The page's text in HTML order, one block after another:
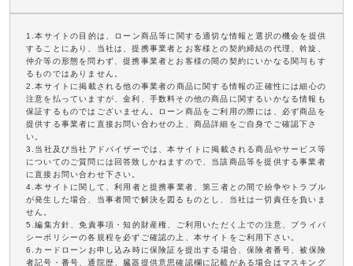
1.本サイトの目的は、ローン商品等に関する適切な情報と選択の機会を提供
することにあり、当社は、提携事業者とお客様との契約締結の代理、斡旋、
仲介等の形態を問わず、提携事業者とお客様の間の契約にいかなる関与もす
るものではありません。
2.本サイトに掲載される他の事業者の商品に関する情報の正確性には細心の
注意を払っていますが、金利、手数料その他の商品に関するいかなる情報も
保証するものではございません。ローン商品をご利用の際には、必ず商品を
提供する事業者に直接お問い合わせの上、商品詳細をご自身でご確認下さ
い。
3.当社及び当社アドバイザーでは、本サイトに掲載される商品やサービス等
についてのご質問には回答致しかねますので、当該商品等を提供する事業者
に直接お問い合わせ下さい。
4.本サイトに関して、利用者と提携事業者、第三者との間で紛争やトラブル
が発生した場合、当事者間で解決を図るものとし、当社は一切責任を負いま
せん。
5.編集方針、免責事項・知的財産権、ご利用いただく上での注意、プライバ
シーポリシーの各規程を必ずご確認の上、本サイトをご利用下さい。
6.カードローンお申し込み時に保険証を提出する場合、保険者番号、被保険
者記号・番号、通院歴、臓器提供意思確認欄に記載がある場合はマスキング